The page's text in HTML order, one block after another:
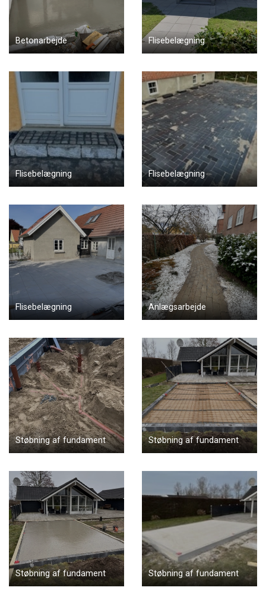
Betonarbejde Flisebelægning
Flisebelægning Flisebelægning
Flisebelægning Anlægsarbejde
Støbning af fundament Støbning af fundament
Støbning af fundament Støbning af fundament